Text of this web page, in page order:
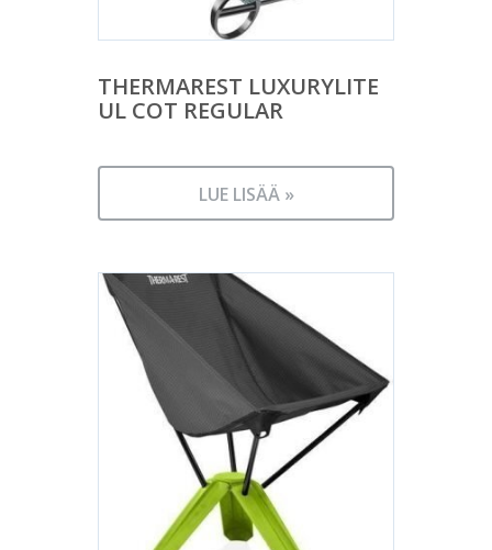
THERMAREST LUXURYLITE
UL COT REGULAR
LUE LISÄÄ »